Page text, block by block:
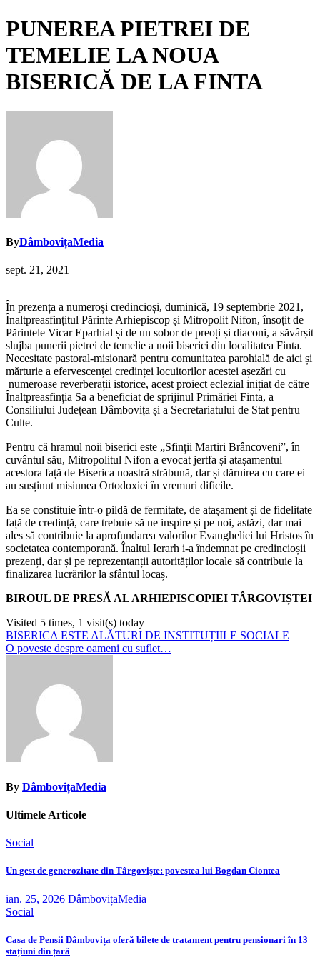
PUNEREA PIETREI DE
TEMELIE LA NOUA
BISERICĂ DE LA FINTA
ByDâmbovițaMedia
sept. 21, 2021
În prezența a numeroși credincioși, duminică, 19 septembrie 2021,
Înaltpreasfințitul Părinte Arhiepiscop și Mitropolit Nifon, însoțit de
Părintele Vicar Eparhial și de un sobor de preoți și diaconi, a săvârșit
slujba punerii pietrei de temelie a noii biserici din localitatea Finta.
Necesitate pastoral-misionară pentru comunitatea parohială de aici și
mărturie a efervescenței credinței locuitorilor acestei așezări cu
numeroase reverberații istorice, acest proiect eclezial inițiat de către
Înaltpreasfinția Sa a beneficiat de sprijinul Primăriei Finta, a
Consiliului Județean Dâmbovița și a Secretariatului de Stat pentru
Culte.
Pentru că hramul noii biserici este „Sfinții Martiri Brâncoveni”, în
cuvântul său, Mitropolitul Nifon a evocat jertfa și atașamentul
acestora față de Biserica noastră străbună, dar și dăruirea cu care ei
au susținut misiunea Ortodoxiei în vremuri dificile.
Ea se constituie într-o pildă de fermitate, de atașament și de fidelitate
față de credință, care trebuie să ne inspire și pe noi, astăzi, dar mai
ales să contribuie la aprofundarea valorilor Evangheliei lui Hristos în
societatea contemporană. Înaltul Ierarh i-a îndemnat pe credincioșii
prezenți, dar și pe reprezentanții autorităților locale să contribuie la
finalizarea lucrărilor la sfântul locaș.
BIROUL DE PRESĂ AL ARHIEPISCOPIEI TÂRGOVIȘTEI
Visited 5 times, 1 visit(s) today
Navigare
în
BISERICA ESTE ALĂTURI DE INSTITUȚIILE SOCIALE
O poveste despre oameni cu suflet…
By DâmbovițaMedia
Ultimele Articole
Social
Un gest de generozitate din Târgoviște: povestea lui Bogdan Ciontea
ian. 25, 2026 DâmbovițaMedia
Social
Casa de Pensii Dâmbovița oferă bilete de tratament pentru pensionari în 13
stațiuni din țară